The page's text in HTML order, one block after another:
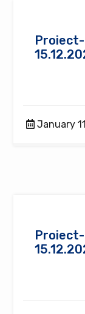
January